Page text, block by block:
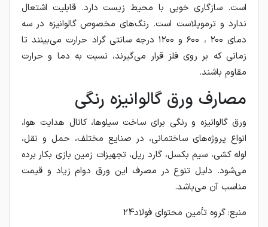
است. سازگاری خوبی با محیط زیست دارد. قابلیت اشتعال
ندارد و ترموپلاست است. رنگ‌های مخصوص گالوانیزه در سه
دمای ۲۰۰ ، ۶۰۰ و ۱۲۰۰ درجه سانتی گراد حرارت می‌بینند تا
زمانی که بر روی فلز قرار می‌گیرند، نسبت به دما و حرارت
مقاوم باشند.
مصارف ورق گالوانیزه رنگی
ورق گالوانیزه و رنگی برای ساخت سیلوها، کانال هدایت هوا،
انواع پروژه‌های ساختمانی، در صنایع مختلف، حمل و نقل،
لوله کشی، سیم بکسل، گارد ریل، تجهیزات زمین بازی بکار برده
می‌شود. دلیل تنوع در مصرف این ورق دوام زیاد و قیمت
مناسب آن می‌باشد.
منبع: گروه تأمین محتوای فولاد24